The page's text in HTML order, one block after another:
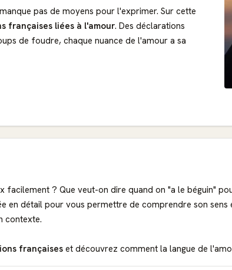
pas de moyens pour l'exprimer. Sur cette
françaises liées à l'amour. Des déclarations
de foudre, chaque nuance de l'amour a sa
? Que veut-on dire quand on "a le béguin"
en détail pour vous permettre de comprendre son sens
contexte.
françaises et découvrez comment la langue de